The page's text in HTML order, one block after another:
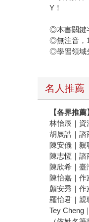
Y！
◎本書關鍵
◎無注音，
◎學習領域
名人推薦
【各界推薦
林怡辰｜資
胡展誥｜諮
陳安儀｜親
陳志恆｜諮
陳欣希｜
陳怡嘉｜作
顏安秀｜作
羅怡君｜親
Tey Cheng